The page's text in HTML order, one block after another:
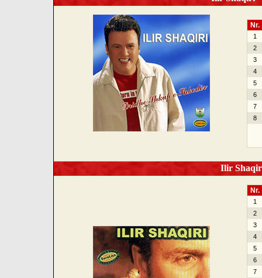
Nr.
1
2
3
4
5
6
7
8
Ilir
Nr.
1
2
3
4
5
6
7